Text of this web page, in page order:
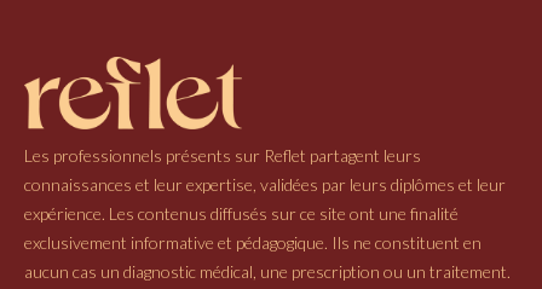
Les professionnels présents sur Reflet partagent leurs
connaissances et leur expertise, validées par leurs diplômes et leur
expérience. Les contenus diffusés sur ce site ont une finalité
exclusivement informative et pédagogique. Ils ne constituent en
aucun cas un diagnostic médical, une prescription ou un traitement.